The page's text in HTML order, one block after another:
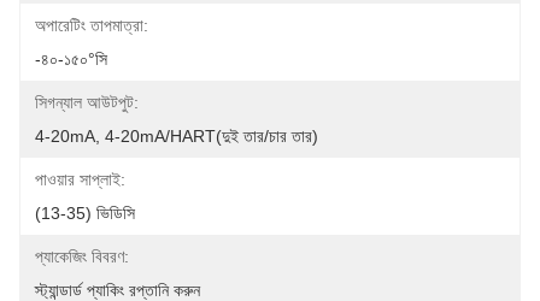
অপারেটিং তাপমাত্রা:
-৪০-১৫০°সি
সিগন্যাল আউটপুট:
4-20mA, 4-20mA/HART(দুই তার/চার তার)
পাওয়ার সাপ্লাই:
(13-35) ভিডিসি
প্যাকেজিং বিবরণ:
স্ট্যান্ডার্ড প্যাকিং রপ্তানি করুন